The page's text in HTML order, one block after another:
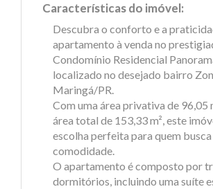
Características do imóvel:
Descubra o conforto e a
apartamento à venda no
Condomínio Residencial
localizado no desejado bairro
Maringá/PR.
Com uma área privativa de 96,05
área total de 153,33 m², este
escolha perfeita para quem busca
comodidade.
O apartamento é composto por
dormitórios, incluindo uma suíte